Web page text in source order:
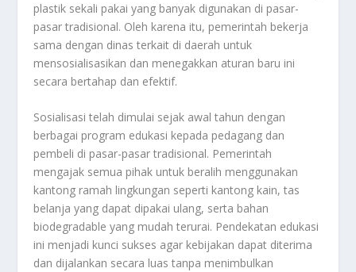
plastik sekali pakai yang banyak digunakan di pasar-
pasar tradisional. Oleh karena itu, pemerintah bekerja
sama dengan dinas terkait di daerah untuk
mensosialisasikan dan menegakkan aturan baru ini
secara bertahap dan efektif.
Sosialisasi telah dimulai sejak awal tahun dengan
berbagai program edukasi kepada pedagang dan
pembeli di pasar-pasar tradisional. Pemerintah
mengajak semua pihak untuk beralih menggunakan
kantong ramah lingkungan seperti kantong kain, tas
belanja yang dapat dipakai ulang, serta bahan
biodegradable yang mudah terurai. Pendekatan edukasi
ini menjadi kunci sukses agar kebijakan dapat diterima
dan dijalankan secara luas tanpa menimbulkan